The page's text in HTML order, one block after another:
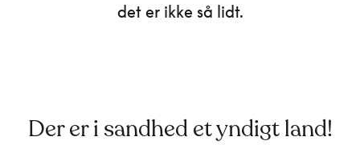
det er ikke så lidt.
Der er i sandhed et yndigt land!